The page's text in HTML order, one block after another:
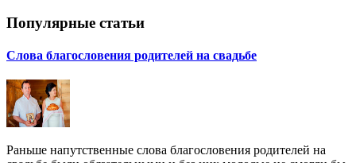
Популярные статьи
Слова благословения родителей на свадьбе
Раньше напутственные слова благословения родителей на